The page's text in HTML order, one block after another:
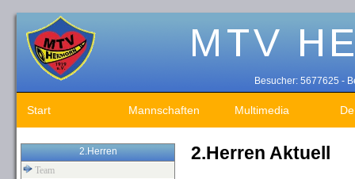
Besucher: 5677625 -
Start Mannschaften Multimedia
2.Herren
Team
2.Herren Aktuell